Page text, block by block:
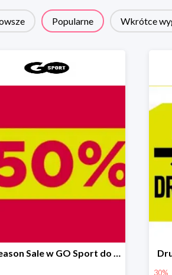
Popularne Wkrótce
Mid Season Sale w GO Sport do -50%
30%